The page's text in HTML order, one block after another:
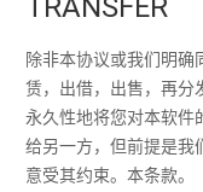
TRANSFER
除非本协议或我们明确
赁，出借，出售，再分
永久性地将您对本软件
给另一方，但前提是我
意受其约束。本条款。